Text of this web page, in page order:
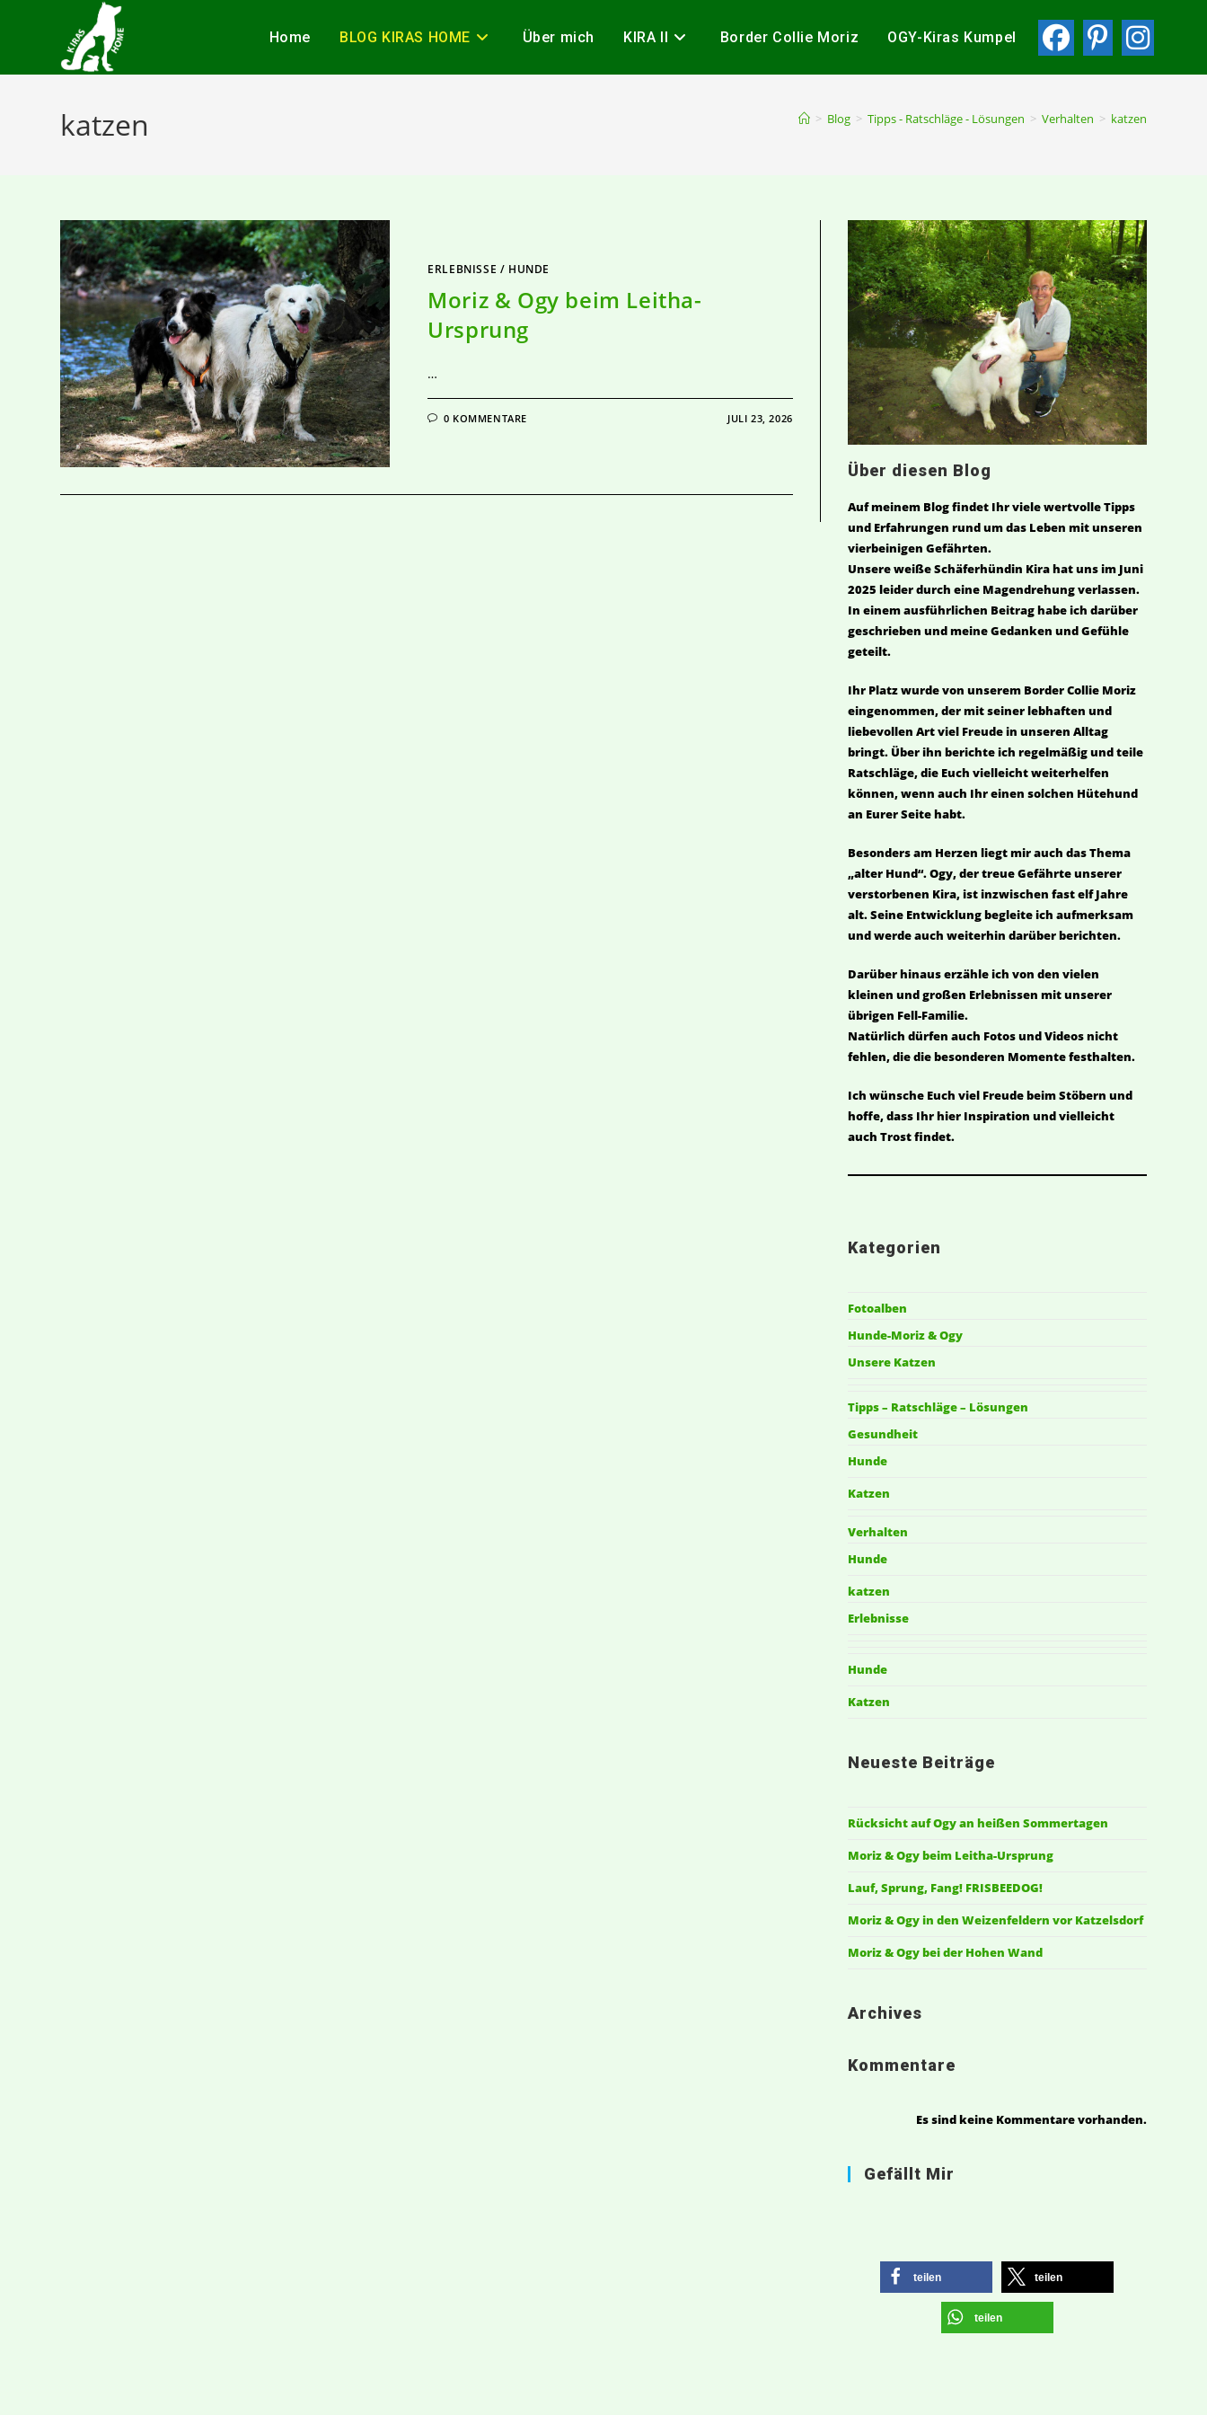
Home BLOG KIRAS HOME Über mich KIRA II Border Collie Moriz OGY-Kiras Kumpel
katzen > Blog > Tipps - Ratschläge - Lösungen > Verhalten > katzen
ERLEBNISSE / HUNDE
Moriz & Ogy beim Leitha-
Ursprung
…
0 KOMMENTARE JULI 23, 2026
Über diesen Blog
Auf meinem Blog findet Ihr viele wertvolle Tipps
und Erfahrungen rund um das Leben mit unseren
vierbeinigen Gefährten.
Unsere weiße Schäferhündin Kira hat uns im Juni
2025 leider durch eine Magendrehung verlassen.
In einem ausführlichen Beitrag habe ich darüber
geschrieben und meine Gedanken und Gefühle
geteilt.
Ihr Platz wurde von unserem Border Collie Moriz
eingenommen, der mit seiner lebhaften und
liebevollen Art viel Freude in unseren Alltag
bringt. Über ihn berichte ich regelmäßig und teile
Ratschläge, die Euch vielleicht weiterhelfen
können, wenn auch Ihr einen solchen Hütehund
an Eurer Seite habt.
Besonders am Herzen liegt mir auch das Thema
„alter Hund“. Ogy, der treue Gefährte unserer
verstorbenen Kira, ist inzwischen fast elf Jahre
alt. Seine Entwicklung begleite ich aufmerksam
und werde auch weiterhin darüber berichten.
Darüber hinaus erzähle ich von den vielen
kleinen und großen Erlebnissen mit unserer
übrigen Fell-Familie.
Natürlich dürfen auch Fotos und Videos nicht
fehlen, die die besonderen Momente festhalten.
Ich wünsche Euch viel Freude beim Stöbern und
hoffe, dass Ihr hier Inspiration und vielleicht
auch Trost findet.
Kategorien
Fotoalben
Hunde-Moriz & Ogy
Unsere Katzen
Tipps – Ratschläge – Lösungen
Gesundheit
Hunde
Katzen
Verhalten
Hunde
katzen
Erlebnisse
Hunde
Katzen
Neueste Beiträge
Rücksicht auf Ogy an heißen Sommertagen
Moriz & Ogy beim Leitha-Ursprung
Lauf, Sprung, Fang! FRISBEEDOG!
Moriz & Ogy in den Weizenfeldern vor Katzelsdorf
Moriz & Ogy bei der Hohen Wand
Archives
Kommentare
Es sind keine Kommentare vorhanden.
Gefällt Mir
teilen teilen
teilen